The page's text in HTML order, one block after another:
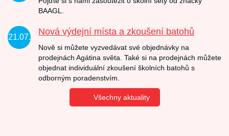
BAAGL.
21.07.
Nová výdejní místa a zkoušení batohů
Nově si můžete vyzvedávat své objednávky na
prodejnách Agátina světa. Také si na prodejnách můžete
objednat individuální zkoušení školních batohů s
odborným poradenstvím.
Všechny aktuality